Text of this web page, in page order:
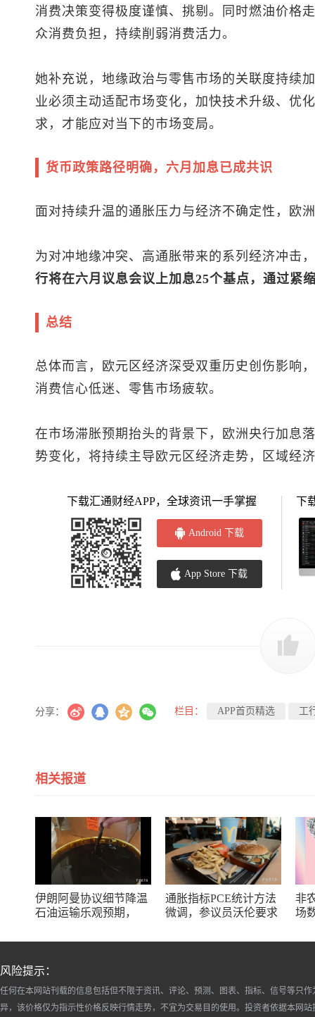
消费决策变得极度谨慎、挑剔。同时燃油价格
众消费负担，持续削弱消费活力。
她补充说，地缘政治与零售市场的关联度持续
业必须主动适配市场变化，加快技术升级、优
求，才能应对当下的市场变局。
货币政策路径明确，六月加息已成共识
面对持续升温的通胀压力与经济不确定性，欧
为对冲地缘冲突、高通胀带来的系列经济冲击
行将在六月议息会议上加息25个基点，通过紧
总结
总体而言，欧元区经济深受双重历史创伤影响
消费信心低迷、零售市场疲软。
在市场滞胀预期抬头的背景下，欧洲央行加息
势变化，将持续主导欧元区经济走势，区域经
下载汇通财经APP，全球资讯一手掌握
Android 下载
App Store 下载
下
分享： 栏目： APP首页精选 工
相关报道
伊朗阿曼协议细节降温
石油运输乐观预期，
通胀指标PCE统计方法
微调，参议员沃伦要求
非
场
风险提示：
任何在本网站刊载的信息包括但不限于资讯、评论、预测、图表、指标、信号等只
异，该价格仅为指示性价格反映行情走势，不宜为交易目的使用。投资者依据本网